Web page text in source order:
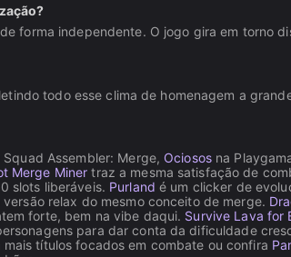
forma independente. O jogo gira em torno
todo esse clima de homenagem a
Assembler: Merge, Ociososna
Merge Miner traz a mesma satisfação de
slots liberáveis. Purland é um clicker de
relax do mesmo conceito de merge.
forte, bem na vibe daqui. Survive Lava for
para dar conta da dificuldade
mais títulos focados em combate ou confira